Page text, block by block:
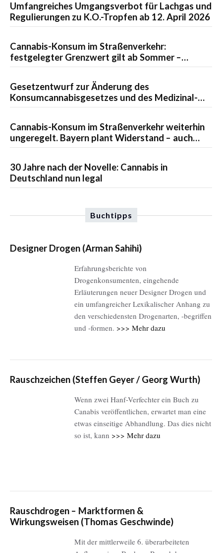
Umfangreiches Umgangsverbot für Lachgas und
Regulierungen zu K.O.-Tropfen ab 12. April 2026
Cannabis-Konsum im Straßenverkehr:
festgelegter Grenzwert gilt ab Sommer –
Update
Gesetzentwurf zur Änderung des
Konsumcannabisgesetzes und des Medizinal-
Cannabisgesetzes geplant
Cannabis-Konsum im Straßenverkehr weiterhin
ungeregelt. Bayern plant Widerstand – auch
zum neuen Cannabis-Gesetz.
30 Jahre nach der Novelle: Cannabis in
Deutschland nun legal
Buchtipps
Designer Drogen (Arman Sahihi)
Erfahrungsberichte von
Drogenkonsumenten, eingehende
Erläuterungen neuer Designer Drogen und
ein umfangreicher Lexikalischer Anhang zu
den verschiedensten Drogenarten, -begriffen
und -formen. >>> Mehr dazu
Rauschzeichen (Steffen Geyer / Georg Wurth)
Wenn zwei Hanf-Verfechter ein Buch zu
Canabis veröffentlichen, erwartet man eine
etwas einseitige Abhandlung. Das dies nicht
so ist, kann >>> Mehr dazu
Rauschdrogen – Marktformen &
Wirkungsweisen (Thomas Geschwinde)
Mit der mittlerweile 6. überarbeiteten